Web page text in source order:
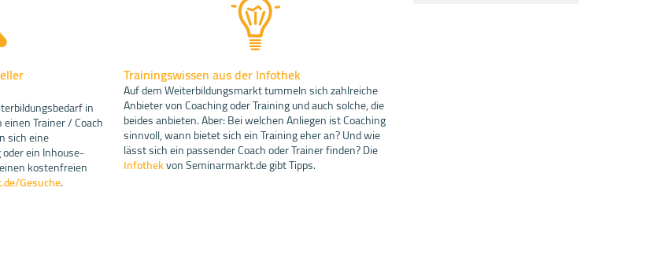
in
Trainer / Coach
sich eine
ein Inhouse-
kostenfreien
Gesuche.
Trainingswissen aus der Infothek
Auf dem Weiterbildungsmarkt tummeln sich zahlreiche
Anbieter von Coaching oder Training und auch solche, die
beides anbieten. Aber: Bei welchen Anliegen ist Coaching
sinnvoll, wann bietet sich ein Training eher an? Und wie
lässt sich ein passender Coach oder Trainer finden? Die
Infothekvon Seminarmarkt.de gibt Tipps.